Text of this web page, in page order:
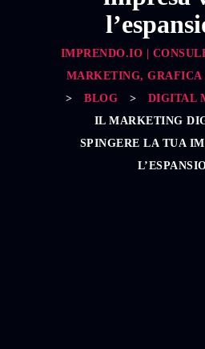
IMPRENDO.IO |
MARKETING, GRAFICA
>
BLOG > DIGITAL
IL MARKETING
SPINGERE LA TUA